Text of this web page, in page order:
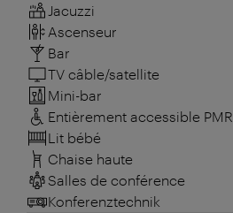
Jacuzzi
Ascenseur
Bar
TV câble/satellite
Mini-bar
Entièrement accessible PMR
Lit bébé
Chaise haute
Salles de conférence
Konferenztechnik